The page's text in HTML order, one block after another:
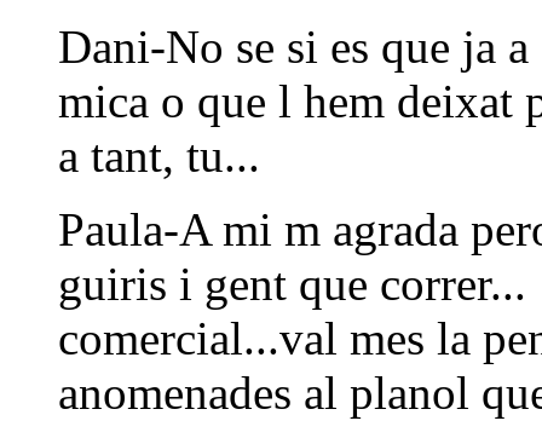
Dani-No se si es que ja
mica o que l hem deixat
a tant, tu...
Paula-A mi m agrada
guiris i gent que
comercial...val mes la
anomenades al planol